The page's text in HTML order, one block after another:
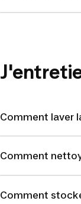
Comment laver
Comment
Comment